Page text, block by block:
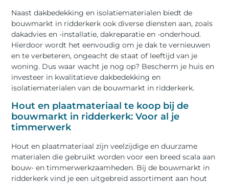
Naast dakbedekking en isolatiematerialen biedt de
bouwmarkt in ridderkerk ook diverse diensten aan, zoals
dakadvies en -installatie, dakreparatie en -onderhoud.
Hierdoor wordt het eenvoudig om je dak te vernieuwen
en te verbeteren, ongeacht de staat of leeftijd van je
woning. Dus waar wacht je nog op? Bescherm je huis en
investeer in kwalitatieve dakbedekking en
isolatiematerialen van de bouwmarkt in ridderkerk.
Hout en plaatmateriaal te koop bij de
bouwmarkt in ridderkerk: Voor al je
timmerwerk
Hout en plaatmateriaal zijn veelzijdige en duurzame
materialen die gebruikt worden voor een breed scala aan
bouw- en timmerwerkzaamheden. Bij de bouwmarkt in
ridderkerk vind je een uitgebreid assortiment aan hout